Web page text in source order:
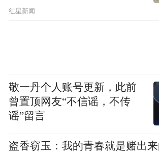
红星新闻
敬一丹个人账号更新，此前
曾置顶网友“不信谣，不传
谣”留言
盗香窃玉：我的青春就是赌出